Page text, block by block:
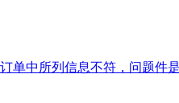
单中所列信息不符，问题件